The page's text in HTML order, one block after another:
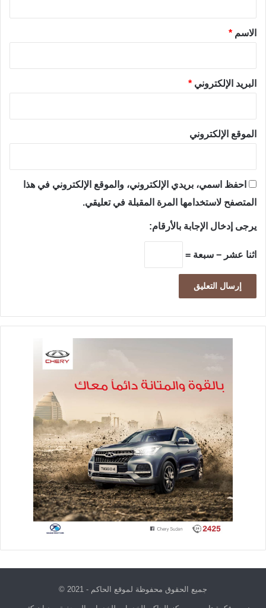
*الاسم *
البريد الإلكتروني *
الموقع الإلكتروني
احفظ اسمي، بريدي الإلكتروني، والموقع الإلكتروني في هذا
المتصفح لاستخدامها المرة المقبلة في تعليقي.
يرجى إدخال الإجابة بالأرقام:
اثنا عشر − سبعة =
جميع الحقوق محفوظة لموقع الحاكم - 2021 ©